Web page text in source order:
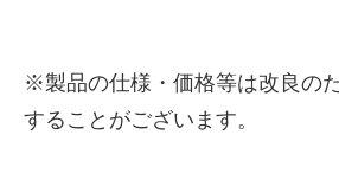
※製品の仕様・価格等は改良の
することがございます。